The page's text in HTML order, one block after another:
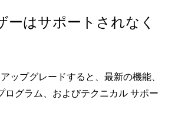
ーはサポートされなく
ップグレードすると、最新の機能、
ログラム、およびテクニカル サポー